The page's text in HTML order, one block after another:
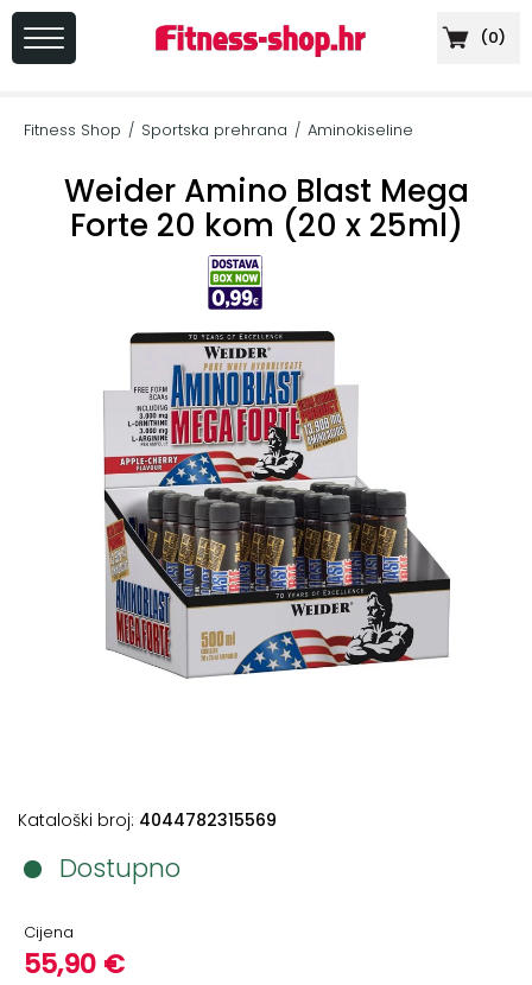
(0)
REGISTRACIJA
vježbanje
Girje
–
kettlebells
Oprema
za
Fitness Shop / Sportska prehrana / Aminokiseline
Weider Amino Blast Mega
Forte 20 kom (20 x 25ml)
Kataloški broj: 4044782315569
Dostupno
Cijena
55,90 €